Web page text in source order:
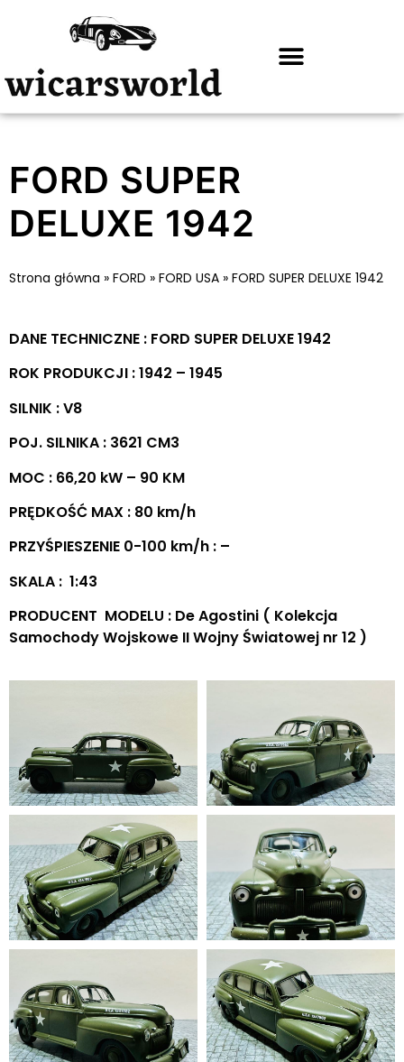
FORD SUPER
DELUXE 1942
Strona główna » FORD » FORD USA » FORD SUPER DELUXE 1942
DANE TECHNICZNE : FORD SUPER DELUXE 1942
ROK PRODUKCJI : 1942 – 1945
SILNIK : V8
POJ. SILNIKA : 3621 CM3
MOC : 66,20 kW – 90 KM
PRĘDKOŚĆ MAX : 80 km/h
PRZYŚPIESZENIE 0-100 km/h : –
SKALA : 1:43
PRODUCENT MODELU : De Agostini ( Kolekcja
Samochody Wojskowe II Wojny Światowej nr 12 )